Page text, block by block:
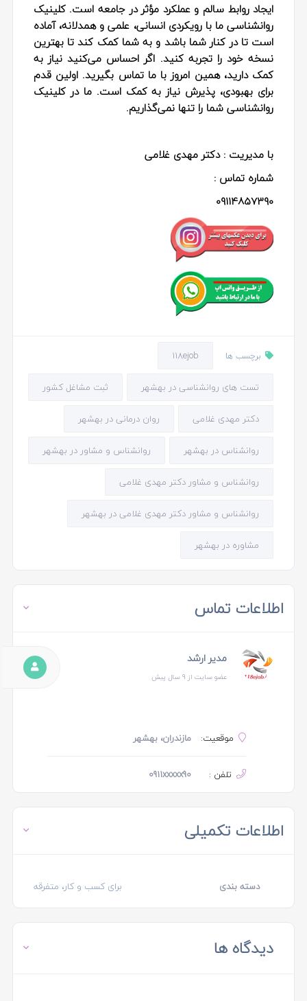
ایجاد روابط سالم و عملکرد مؤثر در جامعه است. کلینیک
روانشناسی ما با رویکردی انسانی، علمی و همدلانه، آماده
است تا در کنار شما باشد و به شما کمک کند تا بهترین
نسخه خود را تجربه کنید. اگر احساس می‌کنید نیاز به
کمک دارید، همین امروز با ما تماس بگیرید. اولین قدم
برای بهبودی، پذیرش نیاز به کمک است. ما در کلینیک
روانشناسی شما را تنها نمی‌گذاریم.
با مدیریت : دکتر مهدی غلامی
شماره تماس :
09114857390
برچسب ها 118ejob
تست های روانشناسی در بهشهر ثبت مشاغل کشور
دکتر مهدی غلامی روان درمانی در بهشهر
روانشناس در بهشهر روانشناس و مشاور در بهشهر
روانشناس و مشاور دکتر مهدی غلامی
روانشناس و مشاور دکتر مهدی غلامی در بهشهر
مشاوره در بهشهر
اطلاعات تماس
مدیر ارشد
عضو سایت از 9 سال پیش
موقعیت: مازندران، بهشهر
تلفن : 0911xxxxx90
اطلاعات تکمیلی
دسته بندی برای کسب و کار، متفرقه
دیدگاه ها